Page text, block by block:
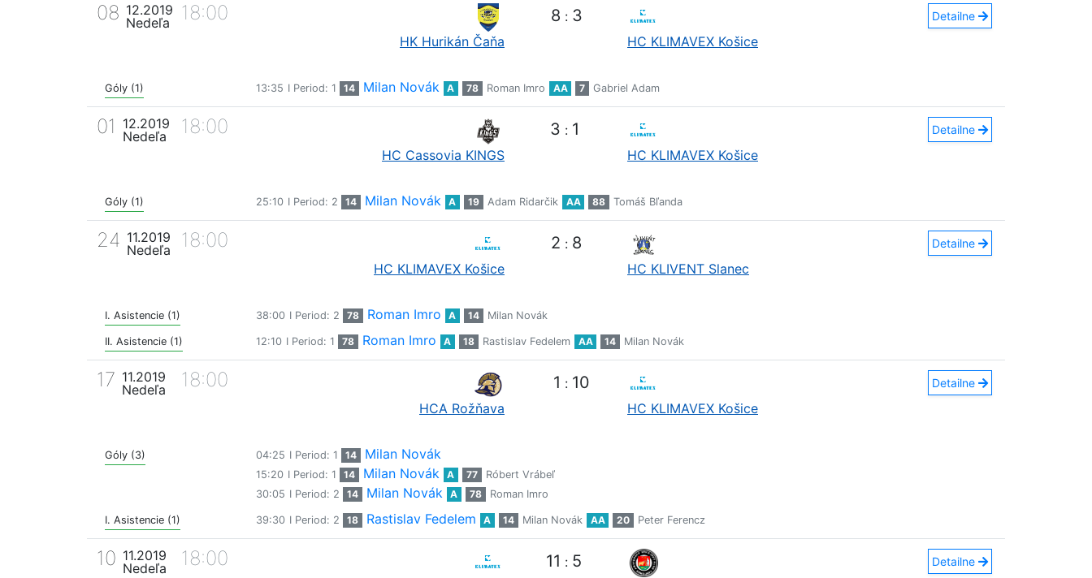
08 12.2019
Nedeľa
18:00
HK Hurikán Čaňa
8 : 3
HC KLIMAVEX Košice
Detailne
Góly (1) 13:35 I Period: 1 14 Milan Novák A 78 Roman Imro AA 7 Gabriel Adam
01
12.2019
Nedeľa
18:00
HC Cassovia KINGS
3 : 1
HC KLIMAVEX Košice
Detailne
Góly (1) 25:10 I Period: 2 14 Milan Novák A 19 Adam Ridarčik AA 88 Tomáš Bľanda
24 11.2019
Nedeľa
18:00
HC KLIMAVEX Košice
2 : 8
HC KLIVENT Slanec
Detailne
I. Asistencie (1) 38:00 I Period: 2 78 Roman Imro A 14 Milan Novák
II. Asistencie (1) 12:10 I Period: 1 78 Roman Imro A 18 Rastislav Fedelem AA 14 Milan Novák
17 11.2019
Nedeľa
18:00
HCA Rožňava
1 : 10
HC KLIMAVEX Košice
Detailne
Góly (3) 04:25 I Period: 1 14 Milan Novák
15:20 I Period: 1 14 Milan Novák A 77
Róbert Vrábeľ
30:05 I Period: 2 14 Milan Novák A 78 Roman Imro
I. Asistencie (1) 39:30 I Period: 2 18 Rastislav Fedelem A 14 Milan Novák AA 20 Peter Ferencz
10 11.2019
Nedeľa
18:00 11 : 5 Detailne